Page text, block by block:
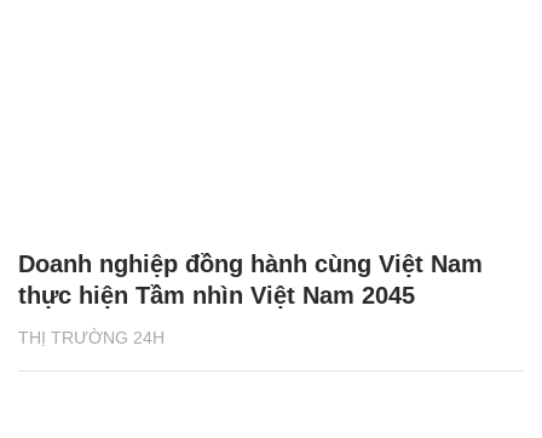
THỊ TRƯỜNG 24H
Doanh nghiệp đồng hành cùng Việt Nam
thực hiện Tầm nhìn Việt Nam 2045